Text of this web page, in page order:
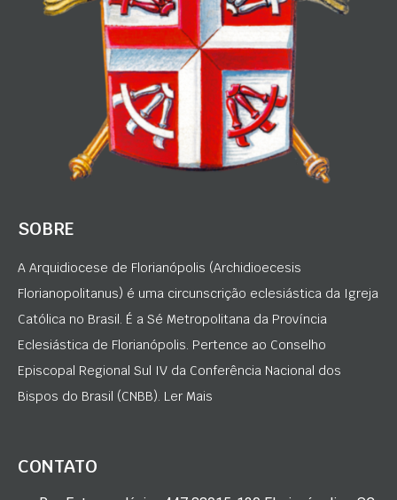
SOBRE
A Arquidiocese de Florianópolis (Archidioecesis
Florianopolitanus) é uma circunscrição eclesiástica da Igreja
Católica no Brasil. É a Sé Metropolitana da Província
Eclesiástica de Florianópolis. Pertence ao Conselho
Episcopal Regional Sul IV da Conferência Nacional dos
Bispos do Brasil (CNBB). Ler Mais
CONTATO